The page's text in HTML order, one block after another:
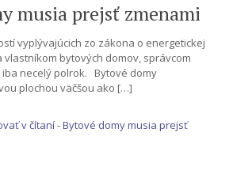
musia prejsť zmenami
vyplývajúcich zo zákona o energetickej
bytových domov, správcom
iba necelý polrok. Bytové domy
plochou väčšou ako […]
v čítaní- Bytové domy musia prejsť